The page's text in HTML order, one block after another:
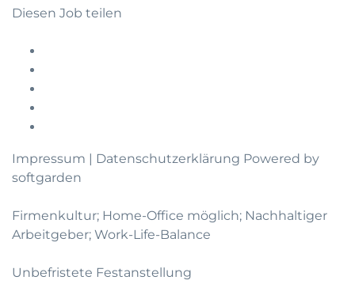
Diesen Job teilen
Impressum | Datenschutzerklärung Powered by
softgarden
Firmenkultur; Home-Office möglich; Nachhaltiger
Arbeitgeber; Work-Life-Balance
Unbefristete Festanstellung